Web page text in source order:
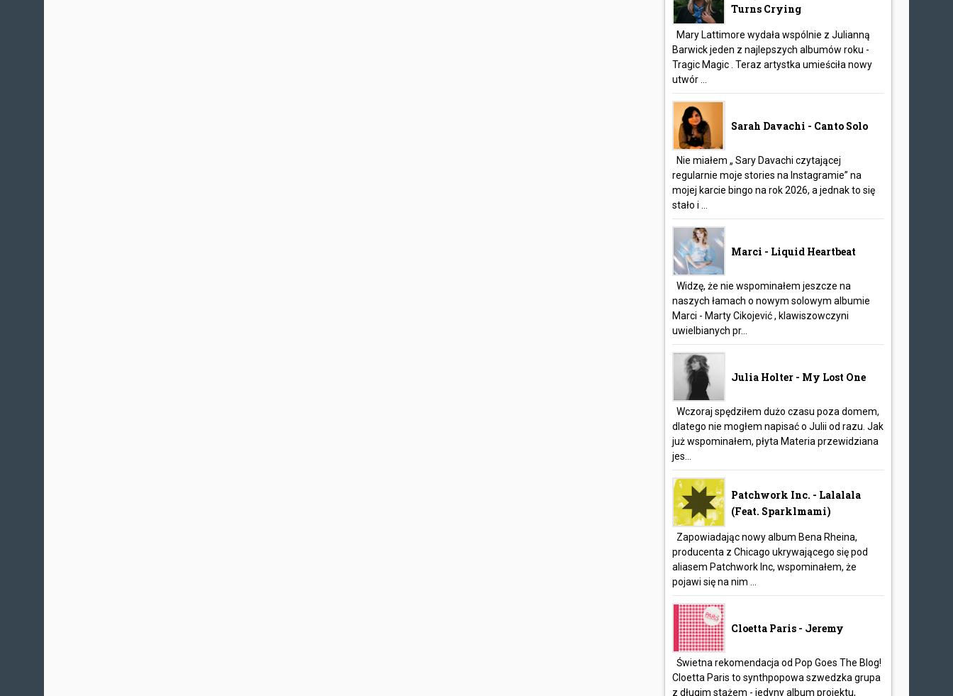
Turns Crying
Mary Lattimore wydała wspólnie z Julianną
Barwick jeden z najlepszych albumów roku -
Tragic Magic . Teraz artystka umieściła nowy
utwór ...
Sarah Davachi - Canto Solo
Nie miałem „ Sary Davachi czytającej
regularnie moje stories na Instagramie” na
mojej karcie bingo na rok 2026, a jednak to się
stało i ...
Marci - Liquid Heartbeat
Widzę, że nie wspominałem jeszcze na
naszych łamach o nowym solowym albumie
Marci - Marty Cikojević , klawiszowczyni
uwielbianych pr...
Julia Holter - My Lost One
Wczoraj spędziłem dużo czasu poza domem,
dlatego nie mogłem napisać o Julii od razu. Jak
już wspominałem, płyta Materia przewidziana
jes...
Patchwork Inc. - Lalalala
(feat. Sparklmami)
Zapowiadając nowy album Bena Rheina,
producenta z Chicago ukrywającego się pod
aliasem Patchwork Inc, wspominałem, że
pojawi się na nim ...
Cloetta Paris - Jeremy
Świetna rekomendacja od Pop Goes The Blog!
Cloetta Paris to synthpopowa szwedzka grupa
z długim stażem - jedyny album projektu,